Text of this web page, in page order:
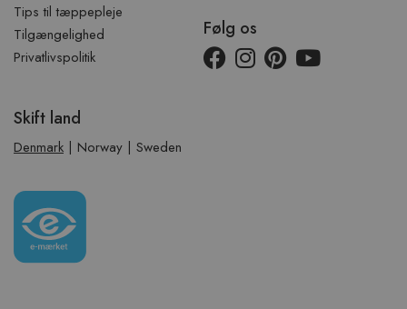
Tips til tæppepleje
Tilgængelighed
Privatlivspolitik
Følg os
Skift land
Denmark | Norway | Sweden